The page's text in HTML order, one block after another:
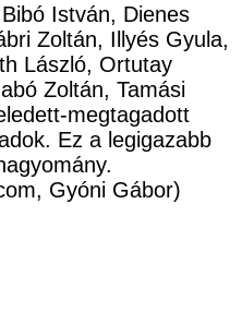
István, Dienes
Zoltán, Illyés Gyula,
László, Ortutay
Zoltán, Tamási
megtagadott
Ez a legigazabb
Gyóni Gábor)